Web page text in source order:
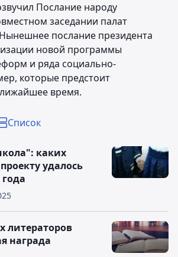
Послание народу
заседании палат
послание президента
новой программы
и ряда социально-
которые предстоит
время.
Список
каких
удалось
года
литераторов
награда